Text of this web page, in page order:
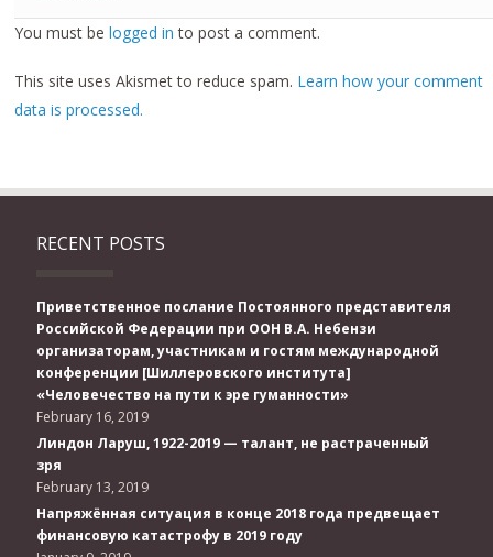
You must belogged in to post a comment.
This site uses Akismet to reduce spam. Learn how your comment
data is processed.
RECENT POSTS
Приветственное послание Постоянного представителя
Российской Федерации при ООН В.А. Небензи
организаторам, участникам и гостям международной
конференции [Шиллеровского института]
«Человечество на пути к эре гуманности»
February 16, 2019
Линдон Ларуш, 1922-2019 — талант, не растраченный
зря
February 13, 2019
Напряжённая ситуация в конце 2018 года предвещает
финансовую катастрофу в 2019 году